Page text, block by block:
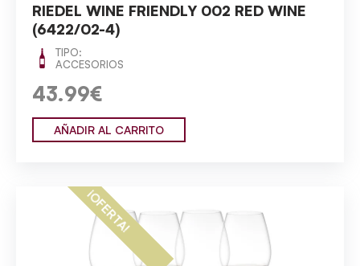
RIEDEL WINE FRIENDLY 002 RED WINE
(6422/02-4)
TIPO:
ACCESORIOS
43.99€
AÑADIR AL CARRITO
¡OFERTA!